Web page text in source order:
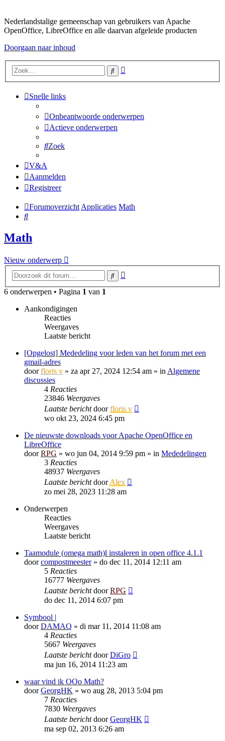
Nederlandstalige gemeenschap van gebruikers van Apache
OpenOffice, LibreOffice en alle daarvan afgeleide producten
Doorgaan naar inhoud
Zoek
Snelle links
Onbeantwoorde onderwerpen
Actieve onderwerpen
Zoek
V&A
Aanmelden
Registreer
Forumoverzicht Applicaties Math
Zoek
Math
Nieuw onderwerp
Zoek
6 onderwerpen • Pagina 1 van 1
Aankondigingen
Reacties
Weergaves
Laatste bericht
[Opgelost] Mededeling voor leden van het forum met een
gmail-adres
doorfloris v » za apr 27, 2024 12:54 am » in Algemene
discussies
4 Reacties
23846 Weergaves
Laatste berichtdoorfloris v
wo okt 23, 2024 6:45 pm
De nieuwste downloads voor Apache OpenOffice en
LibreOffice
doorRPG » wo jun 04, 2014 9:59 pm » in Mededelingen
3 Reacties
48937 Weergaves
Laatste berichtdoorAlex
zo mei 28, 2023 11:28 am
Onderwerpen
Reacties
Weergaves
Laatste bericht
Taamodule (omega math)l instaleren in open office 4.1.1
doorcompostmeester» do dec 11, 2014 12:11 am
5 Reacties
16777 Weergaves
Laatste berichtdoorRPG
do dec 11, 2014 6:07 pm
Symbool |
doorDAMAQ » di mar 11, 2014 11:08 am
4 Reacties
5667 Weergaves
Laatste berichtdoorDiGro
ma jun 16, 2014 11:23 am
waar vind ik OOo Math?
doorGeorgHK » wo aug 28, 2013 5:04 pm
7 Reacties
7830 Weergaves
Laatste berichtdoorGeorgHK
ma sep 02, 2013 6:26 am